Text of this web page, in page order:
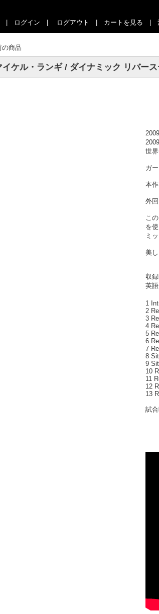
ログイン ログアウト カートを見る
の商品
イケル・ランギ / ダイナミック リバー
世
ガ
本
外
こ
を
ミ
美
収
英
1
2
3
4
5
6
7
8
9
10
11
12
13
試